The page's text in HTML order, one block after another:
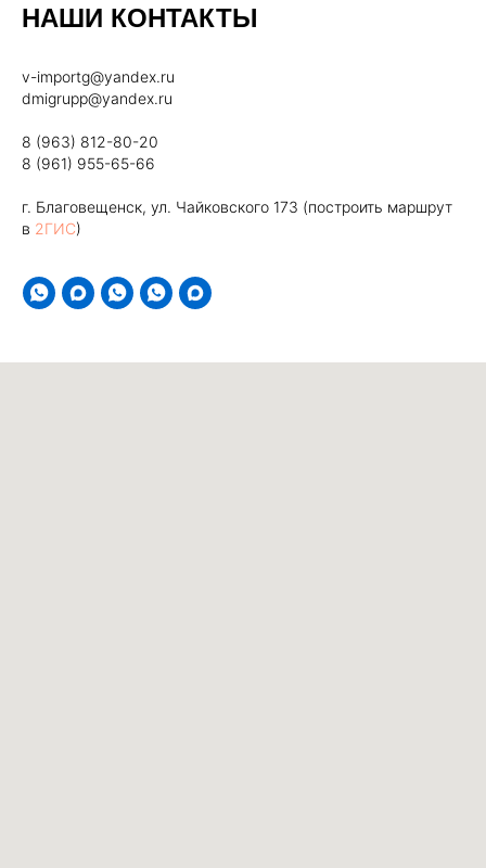
НАШИ КОНТАКТЫ
v-importg@yandex.ru
dmigrupp@yandex.ru
8 (963) 812-80-20
8 (961) 955-65-66
г. Благовещенск, ул. Чайковского 173 (построить маршрут
в 2ГИС)